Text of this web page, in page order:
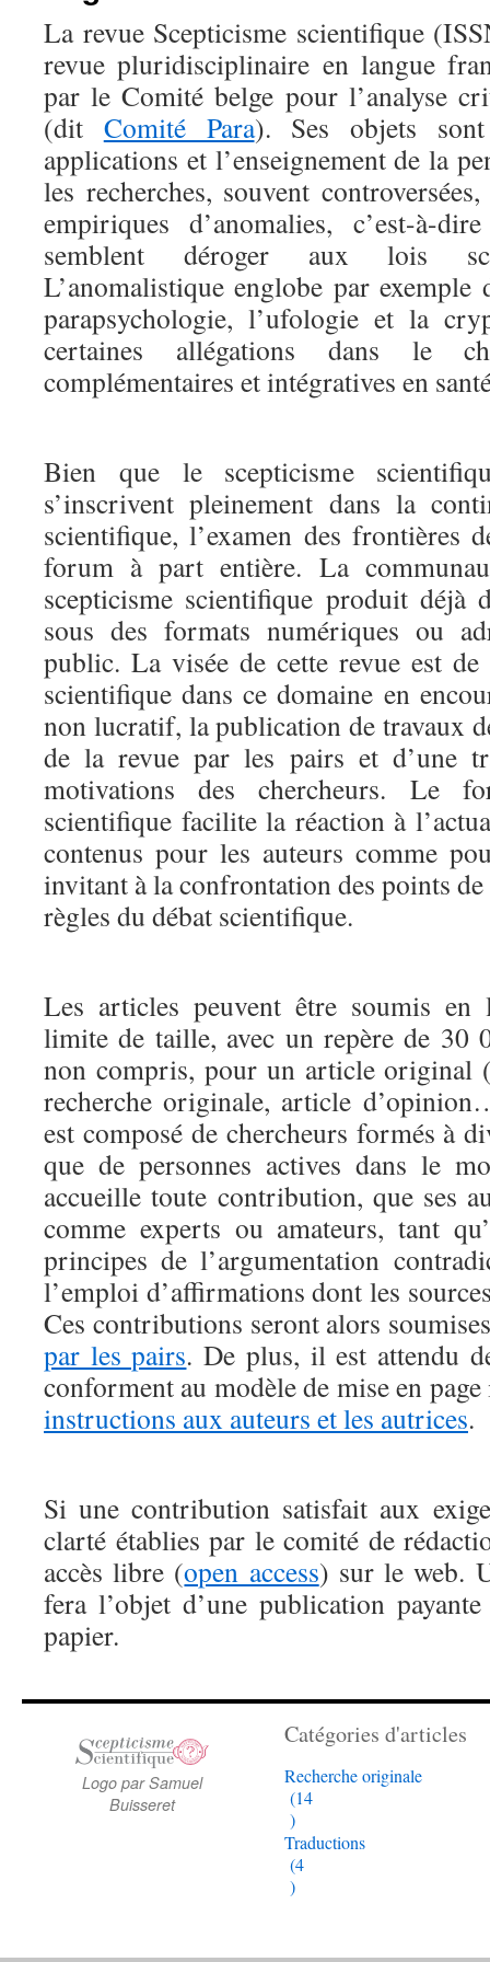
La revue Scepticisme scientifique
revue pluridisciplinaire en langue
par le Comité belge pour l’analyse
(dit Comité Para). Ses objets
applications et l’enseignement de la
les recherches, souvent
empiriques d’anomalies, c’est-à-
semblent déroger aux lois
L’anomalistique englobe par exemple
parapsychologie, l’ufologie et la
certaines allégations dans le
complémentaires et intégratives en
Bien que le scepticisme
s’inscrivent pleinement dans la
scientifique, l’examen des frontières
forum à part entière. La
scepticisme scientifique produit déjà
sous des formats numériques ou
public. La visée de cette revue est de
scientifique dans ce domaine en
non lucratif, la publication de travaux
de la revue par les pairs et d’une
motivations des chercheurs. Le
scientifique facilite la réaction à
contenus pour les auteurs comme
invitant à la confrontation des points de
règles du débat scientifique.
Les articles peuvent être soumis en
limite de taille, avec un repère de 30
non compris, pour un article original
recherche originale, article
est composé de chercheurs formés à
que de personnes actives dans le
accueille toute contribution, que ses
comme experts ou amateurs, tant
principes de l’argumentation
l’emploi d’affirmations dont les
Ces contributions seront alors
par les pairs. De plus, il est attendu
conforment au modèle de mise en
instructions aux auteurs et les autrices.
Si une contribution satisfait aux
clarté établies par le comité de
accès libre (open access) sur le web.
fera l’objet d’une publication
papier.
Logo par Samuel
Buisseret
Catégories d'articles
Recherche originale
(14
)
Traductions
(4
)